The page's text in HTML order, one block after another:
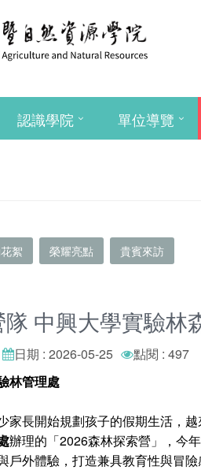
認識學院 單位導覽
絮 榮耀亮點 貴賓來訪
中興大學實驗林
日期 : 2026-05-25
點閱 : 497
林管理處
家長開始規劃孩子的假期生活，
辦理的「2026森林探索營」，今
戶外體驗，打造兼具教育性與冒險